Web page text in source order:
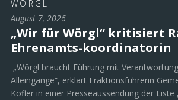
WÖRGL
August 7, 2026
„Wir für Wörgl“ kritisiert
Ehrenamts-koordinatorin
„Wörgl braucht Führung mit
Alleingänge“, erklärt Fraktionsführerin
Kofler in einer Presseaussendung der Liste